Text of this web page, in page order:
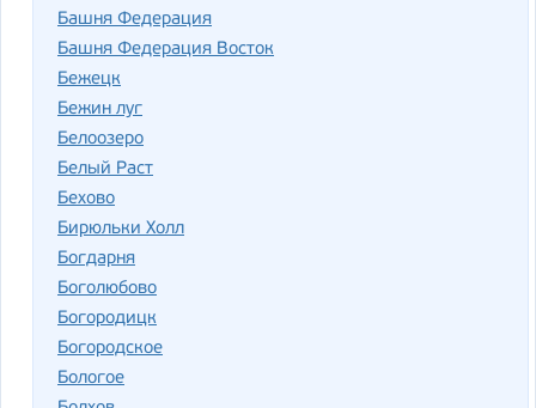
Башня Федерация
Башня Федерация Восток
Бежецк
Бежин луг
Белоозеро
Белый Раст
Бехово
Бирюльки Холл
Богдарня
Боголюбово
Богородицк
Богородское
Бологое